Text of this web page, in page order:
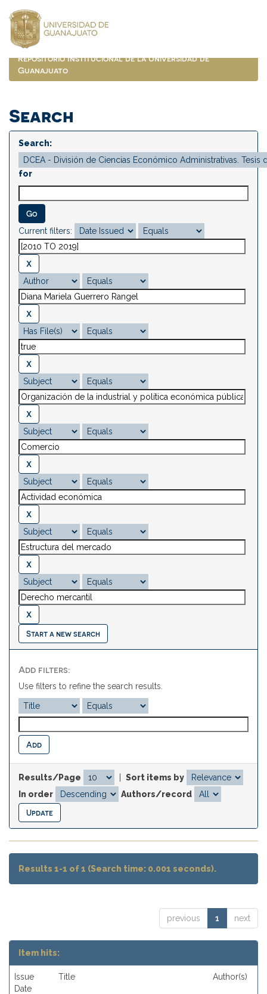
navigation
Repositorio Institucional de la Universidad de
Guanajuato
Search
Search:
for
Current filters:
Start a new search
Add filters:
Use filters to refine the search results.
Results/Page
Sort items by
In order
Authors/record
Results 1-1 of 1 (Search time: 0.001 seconds).
previous 1 next
Item hits:
Issue
Date
Title Author(s)